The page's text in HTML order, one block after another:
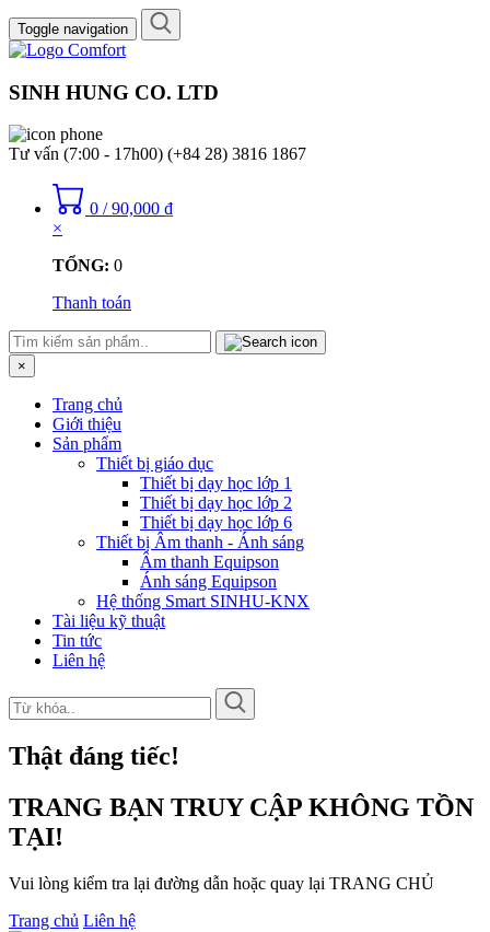
Toggle navigation
SINH HUNG CO. LTD
Tư vấn (7:00 - 17h00) (+84 28) 3816 1867
0 / 90,000 ₫
×
TỔNG: 0
Thanh toán
×
Trang chủ
Giới thiệu
Sản phẩm
Thiết bị giáo dục
Thiết bị dạy học lớp 1
Thiết bị dạy học lớp 2
Thiết bị dạy học lớp 6
Thiết bị Âm thanh - Ánh sáng
Âm thanh Equipson
Ánh sáng Equipson
Hệ thống Smart SINHU-KNX
Tài liệu kỹ thuật
Tin tức
Liên hệ
Thật đáng tiếc!
TRANG BẠN TRUY CẬP KHÔNG TỒN
TẠI!
Vui lòng kiểm tra lại đường dẫn hoặc quay lại TRANG CHỦ
Trang chủ Liên hệ